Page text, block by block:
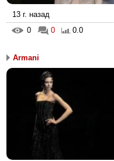
13 г. назад
0
0 0.0
Armani